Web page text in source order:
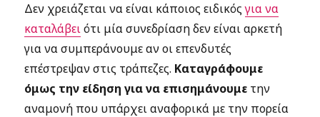
Δεν χρειάζεται να είναι κάποιος ειδικόςγια να
καταλάβειότι μία συνεδρίαση δεν είναι αρκετή
για να συμπεράνουμε αν οι επενδυτές
επέστρεψαν στις τράπεζες. Καταγράφουμε
όμως την είδηση για να επισημάνουμε την
αναμονή που υπάρχει αναφορικά με την πορεία